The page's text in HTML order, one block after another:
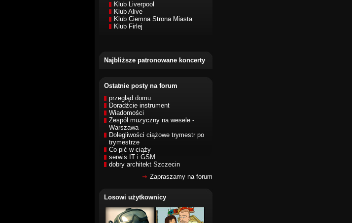
Klub Liverpool
Klub Alive
Klub Ciemna Strona Miasta
Klub Firlej
Najbliższe patronowane koncerty
Ostatnie posty na forum
przegląd domu
Doradźcie instrument
Wiadomości
Zespół muzyczny na wesele -
Warszawa
Dolegliwości ciążowe trymestr po
trymestrze
Co pić w ciąży
serwis IT i GSM
dobry architekt Szczecin
Zapraszamy na forum
Losowi użytkownicy